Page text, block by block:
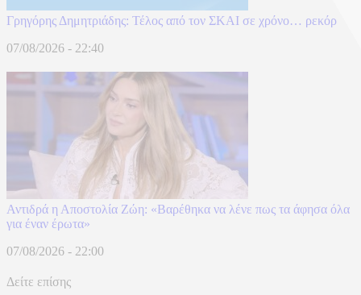
Γρηγόρης Δημητριάδης: Τέλος από τον ΣΚΑΙ σε χρόνο… ρεκόρ
07/08/2026 - 22:40
Αντιδρά η Αποστολία Ζώη: «Βαρέθηκα να λένε πως τα άφησα όλα
για έναν έρωτα»
07/08/2026 - 22:00
Δείτε επίσης